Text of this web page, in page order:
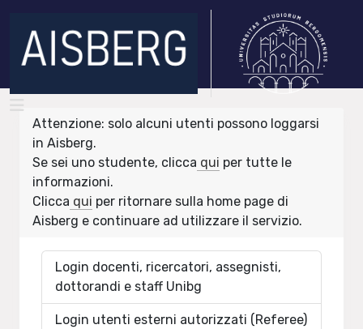
Attenzione: solo alcuni utenti possono loggarsi
in Aisberg.
Se sei uno studente, clicca qui per tutte le
informazioni.
Clicca qui per ritornare sulla home page di
Aisberg e continuare ad utilizzare il servizio.
Login docenti, ricercatori, assegnisti,
dottorandi e staff Unibg
Login utenti esterni autorizzati (Referee)